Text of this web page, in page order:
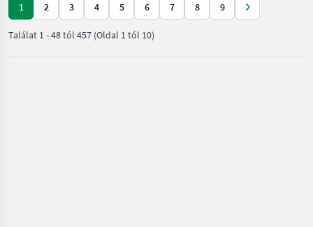
1 2 3 4 5 6 7 8 9
Találat 1-48tól 457 (Oldal 1 tól 10)